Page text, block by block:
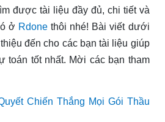
được tài liệu đầy đủ, chi tiết và
ở Rdone thôi nhé! Bài viết dưới
đến cho các bạn tài liệu giúp
toán tốt nhất. Mời các bạn tham